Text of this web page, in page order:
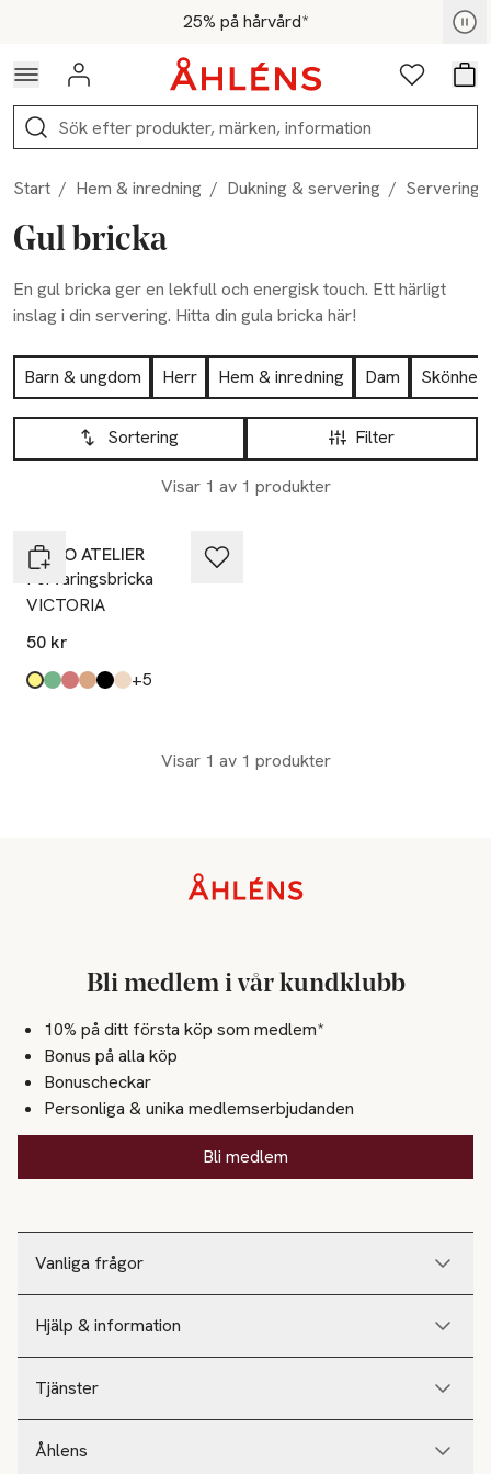
Hoppa till navigationsmenyn25% på hårvård*
För medlemmar - Shoppa nu
Logga in Favoriter
Sök
Start / Hem & inredning / Dukning & servering /
Gul bricka
En gul bricka ger en lekfull och energisk touch. Ett härligt
inslag i din servering. Hitta din gula bricka här!
Hoppa till produktsidan
Barn & ungdom Herr Hem & inredning Dam
Skönhet
Hoppa till produktsidan
Filter
Sortering
Visar 1 av 1 produkter
Lista över produkter
MANO ATELIER
Förvaringsbricka
VICTORIA
50 kr
Produkten finns i färgerna:
Yellow,
Dark Green,
Burgundy,
Leather Brown
Black,
Beige, +5
Visar 1 av 1 produkter
Vanliga frågor
Hjälp & information
Tjänster
Åhlens
Bli medlem i vår kundklubb
10% på ditt första köp som medlem*
Bonus på alla köp
Bonuscheckar
Personliga & unika medlemserbjudanden
Bli medlem